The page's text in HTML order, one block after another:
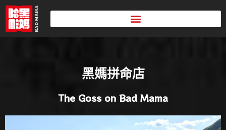
黑媽拼命店
The Goss on Bad Mama